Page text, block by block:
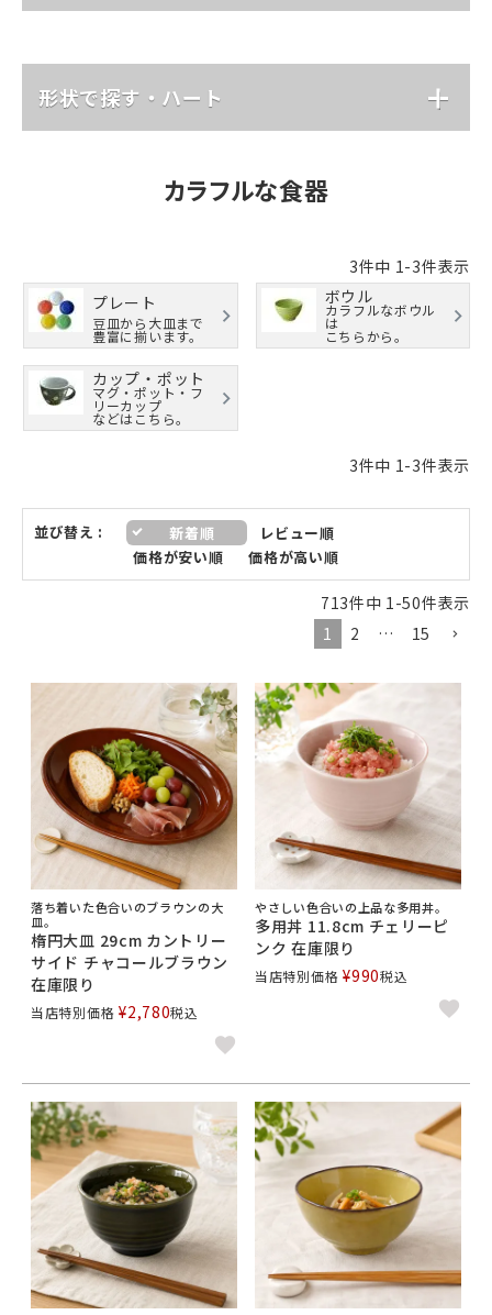
形状で探す・ハート
カラフルな食器
3件中 1-3件表示
プレート
豆皿から大皿まで
豊富に揃います。
ボウル
カラフルなボウル
は
こちらから。
カップ・ポット
マグ・ポット・フ
リーカップ
などはこちら。
3件中 1-3件表示
並び替え 新着順
レビュー順
価格が安い順
価格が高い順
713件中 1-50件表示
1
2 … 15
落ち着いた色合いのブラウンの大
皿。
楕円大皿 29cm カントリー
サイド チャコールブラウン
在庫限り
当店特別価格 ¥2,780税込
やさしい色合いの上品な多用丼。
多用丼 11.8cm チェリーピ
ンク 在庫限り
当店特別価格 ¥990税込